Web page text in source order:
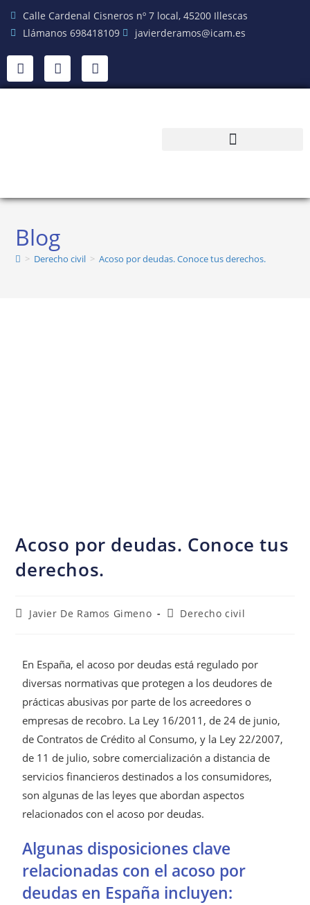
Calle Cardenal Cisneros nº 7 local, 45200 Illescas
Llámanos 698418109
javierderamos@icam.es
Blog
> Derecho civil > Acoso por deudas. Conoce tus derechos.
Acoso por deudas. Conoce tus
derechos.
Javier De Ramos Gimeno Derecho civil
En España, el acoso por deudas está regulado por
diversas normativas que protegen a los deudores de
prácticas abusivas por parte de los acreedores o
empresas de recobro. La Ley 16/2011, de 24 de junio,
de Contratos de Crédito al Consumo, y la Ley 22/2007,
de 11 de julio, sobre comercialización a distancia de
servicios financieros destinados a los consumidores,
son algunas de las leyes que abordan aspectos
relacionados con el acoso por deudas.
Algunas disposiciones clave
relacionadas con el acoso por
deudas en España incluyen: